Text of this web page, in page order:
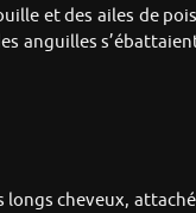
et des ailes de
anguilles
longs cheveux,